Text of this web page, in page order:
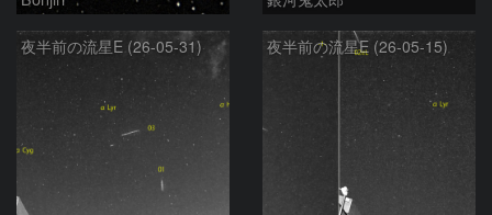
夜半前の流星E (26-05-31) 夜半前の流星E (26-05-15)